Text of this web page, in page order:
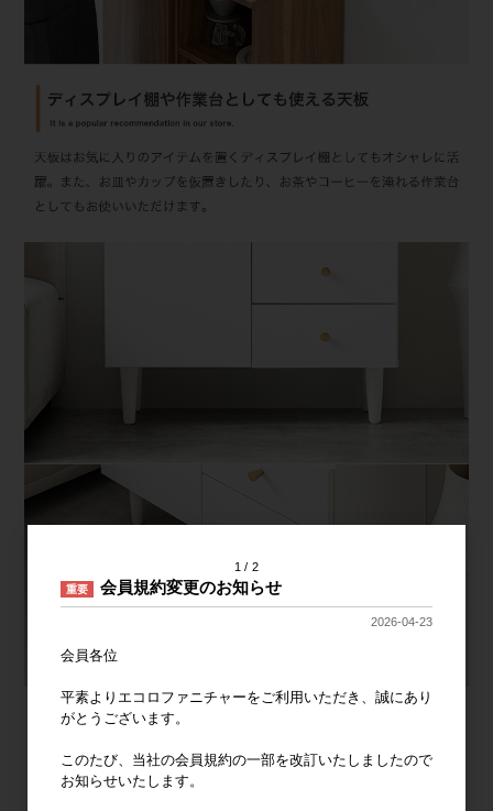
1 2
重要 会員規約変更のお知らせ
2026-04-23
会員各位
平素よりエコロファニチャーをご利用いただき、誠にあり
がとうございます。
このたび、当社の会員規約の一部を改訂いたしましたので
お知らせいたします。